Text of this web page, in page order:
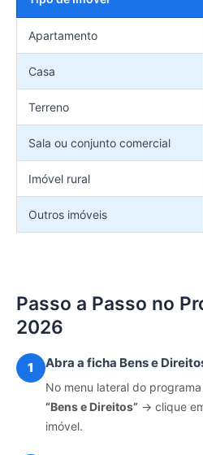
Apartamento
Casa
Terreno
Sala ou conjunto comercial
Imóvel rural
Outros imóveis
Passo a Passo no
2026
1 Abra a ficha Bens e
No menu lateral do
“Bens e Direitos” → clique
imóvel.